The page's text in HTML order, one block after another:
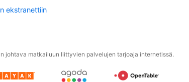
ekstranettiin
johtava matkailuun liittyvien palvelujen tarjoaja internetissä.